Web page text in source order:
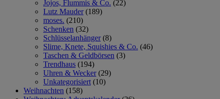
Jojos, Flummis & Co. (22)
Lutz Mauder (189)
moses. (210)
Schenken (32)
Schlüsselanhänger (8)
Slime, Knete, Squishies & Co. (46)
Taschen & Geldbörsen (3)
Trendhaus (194)
Uhren & Wecker (29)
Unkategorisiert (10)
Weihnachten (158)